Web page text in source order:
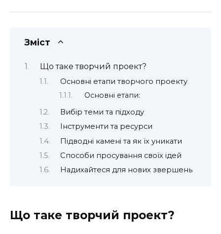
Зміст
Що таке творчий проект?
Основні етапи творчого проекту
Основні етапи:
Вибір теми та підходу
Інструменти та ресурси
Підводні камені та як їх уникати
Способи просування своїх ідей
Надихайтеся для нових звершень
Що таке творчий проект?